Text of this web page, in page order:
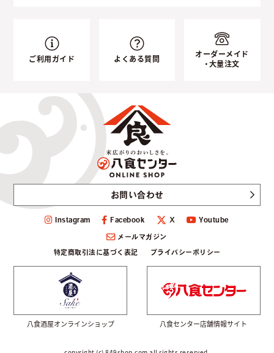
ご利用ガイド よくある質問
オーダーメイド
・大量注文
お問い合わせ
Instagram Facebook Ｘ Youtube
メールマガジン
特定商取引法に基づく表記 プライバシーポリシー
八食酒屋オンラインショップ 八食センター店舗情報サイト